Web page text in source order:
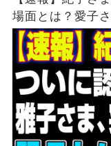
場面とは？愛子